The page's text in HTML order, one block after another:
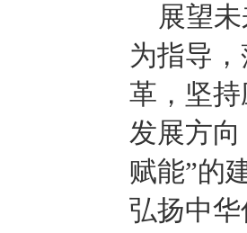
展望
为指导
革，坚
发展方
赋能”的
弘扬中